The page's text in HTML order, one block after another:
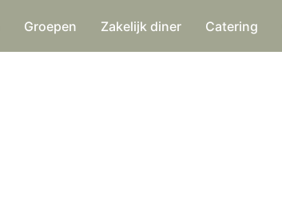
Groepen Zakelijk diner Catering